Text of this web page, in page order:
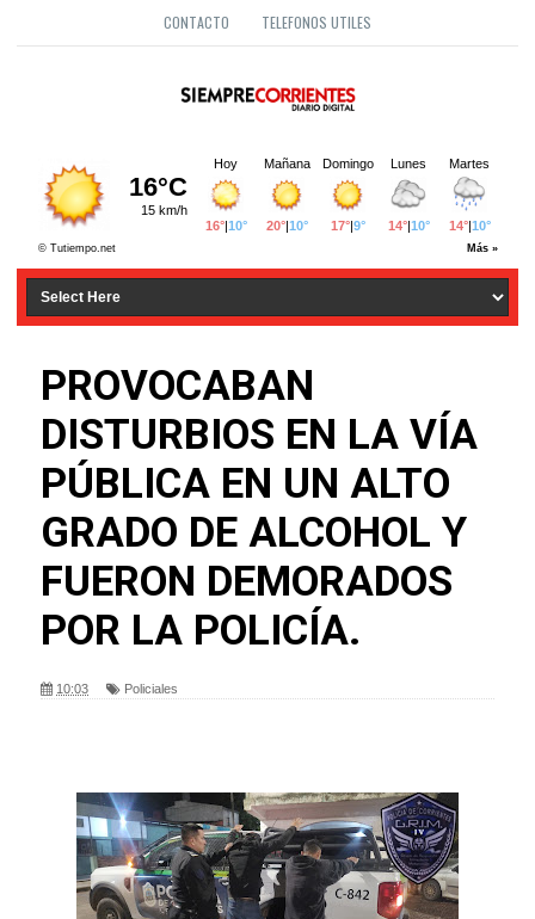
CONTACTO TELEFONOS UTILES
PROVOCABAN
DISTURBIOS EN LA VÍA
PÚBLICA EN UN ALTO
GRADO DE ALCOHOL Y
FUERON DEMORADOS
POR LA POLICÍA.
10:03 Policiales